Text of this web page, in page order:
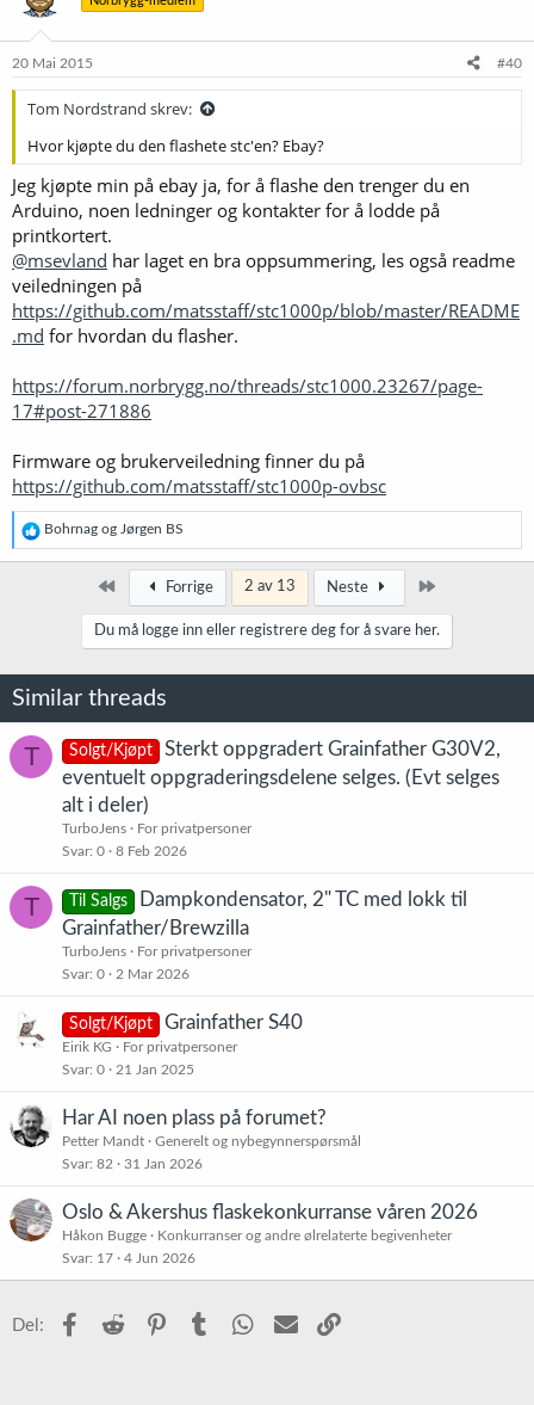
o
e
20 Mai 2015 #40
Tom Nordstrand skrev:
Hvor kjøpte du den flashete stc'en? Ebay?
Jeg kjøpte min på ebay ja, for å flashe den trenger du en
Arduino, noen ledninger og kontakter for å lodde på
printkortert.
@msevland har laget en bra oppsummering, les også readme
veiledningen på
https://github.com/matsstaff/stc1000p/blob/master/README
.md for hvordan du flasher.
https://forum.norbrygg.no/threads/stc1000.23267/page-
17#post-271886
Firmware og brukerveiledning finner du på
https://github.com/matsstaff/stc1000p-ovbsc
R
e
a
r
Bohrnag og Jørgen BS
Først Forrige 2 av 13 Neste
Du må logge inn eller registrere deg for å svare her.
Similar threads
T Solgt/Kjøpt
Sterkt oppgradert Grainfather G30V2,
eventuelt oppgraderingsdelene selges. (Evt selges
alt i deler)
TurboJens
For privatpersoner
Svar 0 8 Feb 2026
T Til Salgs
Dampkondensator, 2" TC med lokk til
Grainfather/Brewzilla
TurboJens
For privatpersoner
Svar 0 2 Mar 2026
Solgt/Kjøpt Grainfather S40
Eirik KG
For privatpersoner
Svar 0 21 Jan 2025
Har AI noen plass på forumet?
Petter Mandt
Generelt og nybegynnerspørsmål
Svar 82 31 Jan 2026
Oslo & Akershus flaskekonkurranse våren 2026
Håkon Bugge
Konkurranser og andre ølrelaterte begivenheter
Svar 17 4 Jun 2026
Del: Facebook
Reddit PinterestTumblr WhatsApp
E-post